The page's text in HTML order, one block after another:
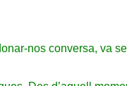
nos conversa, va